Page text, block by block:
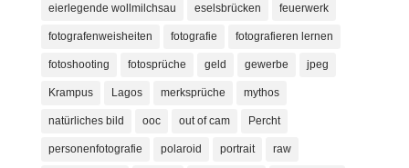
eierlegende wollmilchsau eselsbrücken feuerwerk
fotografenweisheiten fotografie fotografieren lernen
fotoshooting fotosprüche geld gewerbe jpeg
Krampus Lagos merksprüche mythos
natürliches bild ooc out of cam Percht
personenfotografie polaroid portrait raw